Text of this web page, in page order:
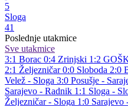
5
Sloga
41
Poslednje utakmice
Sve utakmice
3:1 Borac 0:4 Zrinjski 1:2
2:1 Željezničar 0:0 Sloboda 2:0
Velež - Sloga 3:0 Posušje -
Sarajevo - Radnik 1:1 Sloga -
Željezničar - Sloga 1:0 Sarajevo